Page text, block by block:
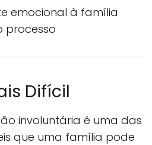
emocional à família
processo
Difícil
involuntária é uma das
que uma família pode